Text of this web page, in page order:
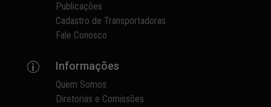
Publicações
Cadastro de Transportadoras
Fale Conosco
p Informações
Quem Somos
Diretorias e Comissões